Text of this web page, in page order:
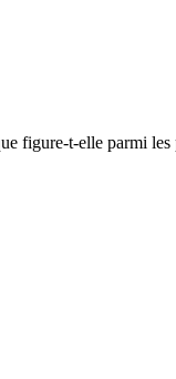
figure-t-elle parmi